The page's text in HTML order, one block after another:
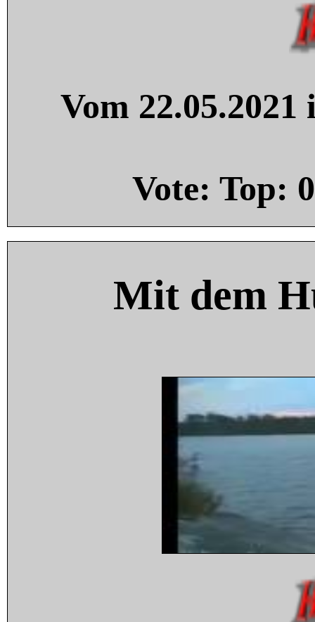
Vom
Vote: Top: 0
Mit dem